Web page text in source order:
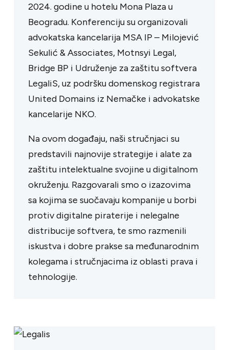
2024. godine u hotelu Mona Plaza u
Beogradu. Konferenciju su organizovali
advokatska kancelarija MSA IP – Milojević
Sekulić & Associates, Motnsyi Legal,
Bridge BP i Udruženje za zaštitu softvera
LegaliS, uz podršku domenskog registrara
United Domains iz Nemačke i advokatske
kancelarije NKO.
Na ovom događaju, naši stručnjaci su
predstavili najnovije strategije i alate za
zaštitu intelektualne svojine u digitalnom
okruženju. Razgovarali smo o izazovima
sa kojima se suočavaju kompanije u borbi
protiv digitalne piraterije i nelegalne
distribucije softvera, te smo razmenili
iskustva i dobre prakse sa međunarodnim
kolegama i stručnjacima iz oblasti prava i
tehnologije.